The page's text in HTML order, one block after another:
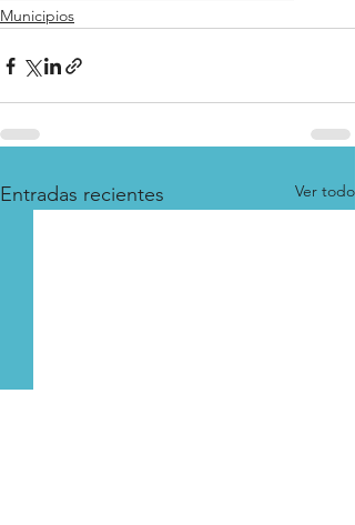
Municipios
Entradas recientes Ver todo